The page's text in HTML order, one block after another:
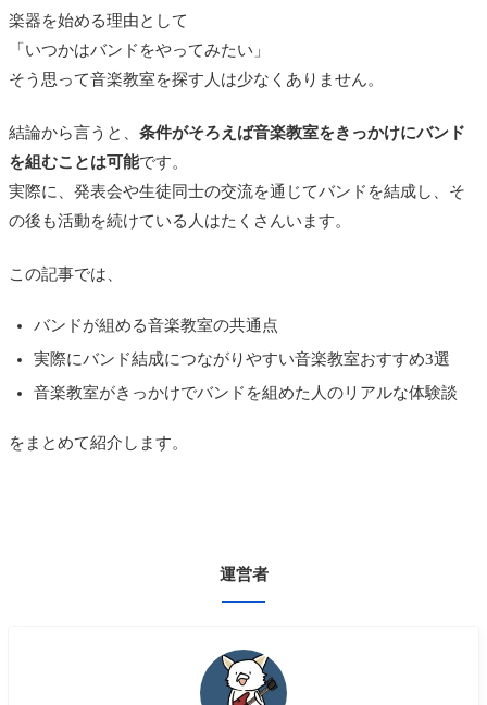
楽器を始める理由として
「いつかはバンドをやってみたい」
そう思って音楽教室を探す人は少なくありません。
結論から言うと、 条件がそろえば音楽教室をきっかけにバンド
を組むことは可能です。
実際に、発表会や生徒同士の交流を通じてバンドを結成し、そ
の後も活動を続けている人はたくさんいます。
この記事では、
バンドが組める音楽教室の共通点
実際にバンド結成につながりやすい音楽教室おすすめ3選
音楽教室がきっかけでバンドを組めた人のリアルな体験談
をまとめて紹介します。
運営者